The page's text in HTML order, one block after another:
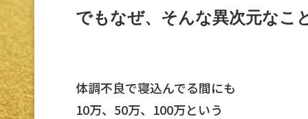
でもなぜ、そんな異次元なこ
体調不良で寝込んでる間にも
10万、50万、100万という